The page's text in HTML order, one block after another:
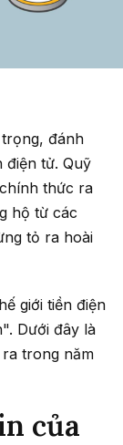
đánh
điện tử. Quỹ
thức ra
hộ từ các
tỏ ra hoài
giới tiền điện
Dưới đây là
trong năm
của